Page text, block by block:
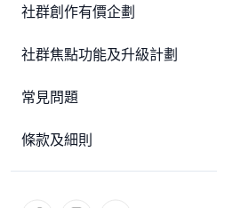
社群創作有價企劃
社群焦點功能及升級計劃
常見問題
條款及細則